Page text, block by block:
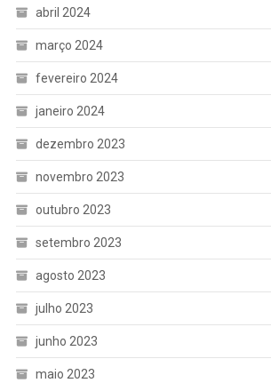
abril 2024
março 2024
fevereiro 2024
janeiro 2024
dezembro 2023
novembro 2023
outubro 2023
setembro 2023
agosto 2023
julho 2023
junho 2023
maio 2023